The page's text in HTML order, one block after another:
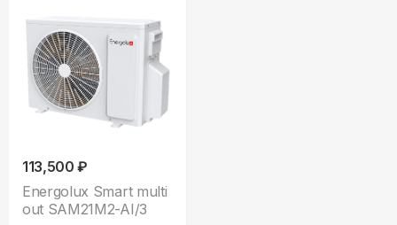
113,500 ₽
Energolux Smart multi
out SAM21M2-AI/3